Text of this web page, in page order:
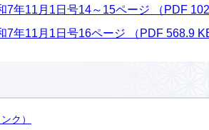
7年11月1日号14～15ページ （PDF
7年11月1日号16ページ （PDF 568.9
ク）